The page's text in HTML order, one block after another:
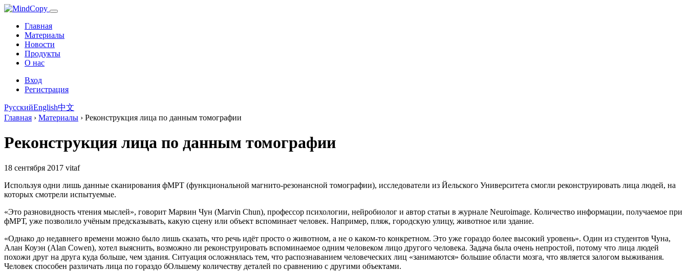
Главная
Материалы
Новости
Продукты
О нас
Вход
Регистрация
РусскийEnglish中文
Главная › Материалы › Реконструкция лица по данным томографии
Реконструкция лица по данным томографии
18 сентября 2017 vitaf
Используя одни лишь данные сканирования фМРТ (функциональной магнито-резонансной томографии), исследователи из Йельского Университета смогли реконструировать лица людей, на
которых смотрели испытуемые.
«Это разновидность чтения мыслей», говорит Марвин Чун (Marvin Chun), профессор психологии, нейробиолог и автор статьи в журнале Neuroimage. Количество информации, получаемое при
фМРТ, уже позволило учёным предсказывать, какую сцену или объект вспоминает человек. Например, пляж, городскую улицу, животное или здание.
«Однако до недавнего времени можно было лишь сказать, что речь идёт просто о животном, а не о каком-то конкретном. Это уже гораздо более высокий уровень». Один из студентов Чуна,
Алан Коуэн (Alan Cowen), хотел выяснить, возможно ли реконструировать вспоминаемое одним человеком лицо другого человека. Задача была очень непростой, потому что лица людей
похожи друг на друга куда больше, чем здания. Ситуация осложнялась тем, что распознаванием человеческих лиц «занимаются» большие области мозга, что является залогом выживания.
Человек способен различать лица по гораздо бОльшему количеству деталей по сравнению с другими объектами.